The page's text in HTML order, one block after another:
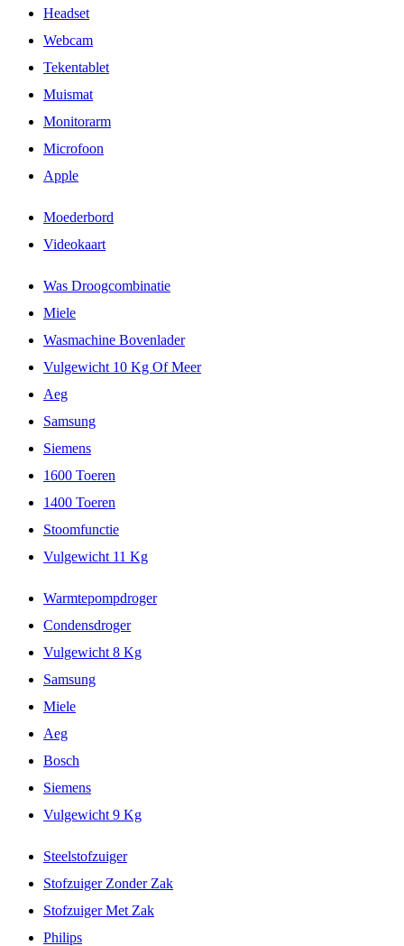
Headset
Webcam
Tekentablet
Muismat
Monitorarm
Microfoon
Apple
Moederbord
Videokaart
Was Droogcombinatie
Miele
Wasmachine Bovenlader
Vulgewicht 10 Kg Of Meer
Aeg
Samsung
Siemens
1600 Toeren
1400 Toeren
Stoomfunctie
Vulgewicht 11 Kg
Warmtepompdroger
Condensdroger
Vulgewicht 8 Kg
Samsung
Miele
Aeg
Bosch
Siemens
Vulgewicht 9 Kg
Steelstofzuiger
Stofzuiger Zonder Zak
Stofzuiger Met Zak
Philips